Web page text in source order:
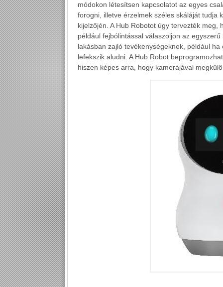
módokon létesítsen kapcsolatot az egyes
forogni, illetve érzelmek széles skáláját tudja
kijelzőjén. A Hub Robotot úgy tervezték
például fejbólintással válaszoljon az
lakásban zajló tevékenységeknek, például
lefekszik aludni. A Hub Robot
hiszen képes arra, hogy kamerájával